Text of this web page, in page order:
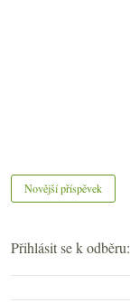
Novější příspěvek
Přihlásit se k odběru: